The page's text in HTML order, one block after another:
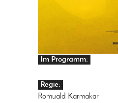
Im Programm:
Regie:
Romuald Karmakar